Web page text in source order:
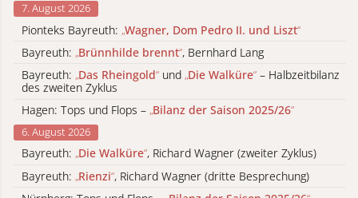
7. August 2026
Pionteks Bayreuth: „Wagner, Dom Pedro II. und Liszt“
Bayreuth: „Brünnhilde brennt“, Bernhard Lang
Bayreuth: „Das Rheingold“ und „Die Walküre“ – Halbzeitbilanz
des zweiten Zyklus
Hagen: Tops und Flops – „Bilanz der Saison 2025/26“
6. August 2026
Bayreuth: „Die Walküre“, Richard Wagner (zweiter Zyklus)
Bayreuth: „Rienzi“, Richard Wagner (dritte Besprechung)